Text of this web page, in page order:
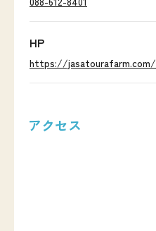
HP
https://jasatourafarm.com/
アクセス